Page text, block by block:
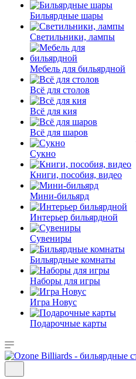
Бильярдные шары
Светильники, лампы
Мебель для бильярдной
Всё для столов
Всё для кия
Всё для шаров
Сукно
Книги, пособия, видео
Мини-бильярд
Интерьер бильярдной
Сувениры
Бильярдные комнаты
Наборы для игры
Игра Новус
Подарочные карты